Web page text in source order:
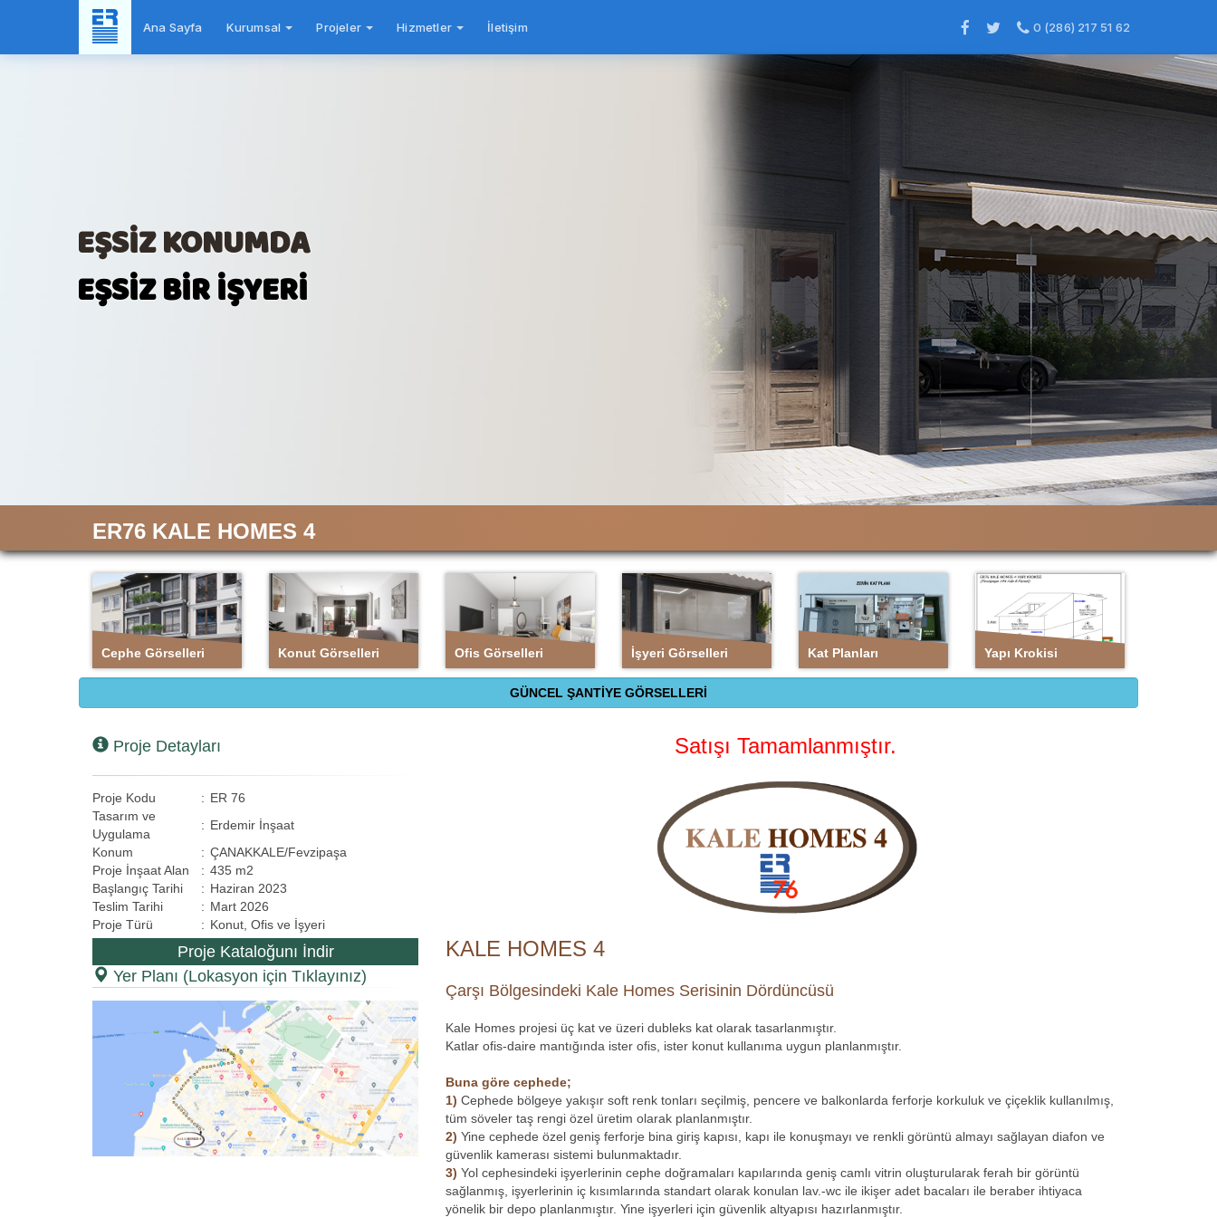
Ana Sayfa Kurumsal Projeler Hizmetler İletişim 0 (286) 217 51 62
EŞSİZ KONUMDA
EŞSİZ BİR İŞYERİ
ER76 KALE HOMES 4
Cephe Görselleri
Görselleri
Konut Görselleri
Görselleri
Ofis Görselleri
Görselleri
İşyeri Görselleri
Görselleri
Kat Planları
Kat
Planları
Yapı Krokisi
Yapı
Krokisi
GÜNCEL ŞANTİYE GÖRSELLERİ
Proje Detayları
Proje Kodu : ER 76
Tasarım ve
Uygulama
: Erdemir İnşaat
Konum
: ÇANAKKALE/Fevzipaşa
Proje İnşaat Alan
: 435 m2
Başlangıç Tarihi
: Haziran 2023
Teslim Tarihi
: Mart 2026
Proje Türü
: Konut, Ofis ve İşyeri
Proje Kataloğunı İndir
Yer Planı (Lokasyon için Tıklayınız)
Planı
Planı
Satışı Tamamlanmıştır.
KALE HOMES 4
Çarşı Bölgesindeki Kale Homes Serisinin Dördüncüsü
Kale Homes projesi üç kat ve üzeri dubleks kat olarak tasarlanmıştır.
Katlar ofis-daire mantığında ister ofis, ister konut kullanıma uygun planlanmıştır.
Buna göre cephede;
1) Cephede bölgeye yakışır soft renk tonları seçilmiş, pencere ve balkonlarda ferforje korkuluk ve çiçeklik kullanılmış,
tüm söveler taş rengi özel üretim olarak planlanmıştır.
2) Yine cephede özel geniş ferforje bina giriş kapısı, kapı ile konuşmayı ve renkli görüntü almayı sağlayan diafon ve
güvenlik kamerası sistemi bulunmaktadır.
3) Yol cephesindeki işyerlerinin cephe doğramaları kapılarında geniş camlı vitrin oluşturularak ferah bir görüntü
sağlanmış, işyerlerinin iç kısımlarında standart olarak konulan lav.-wc ile ikişer adet bacaları ile beraber ihtiyaca
yönelik bir depo planlanmıştır. Yine işyerleri için güvenlik altyapısı hazırlanmıştır.
×